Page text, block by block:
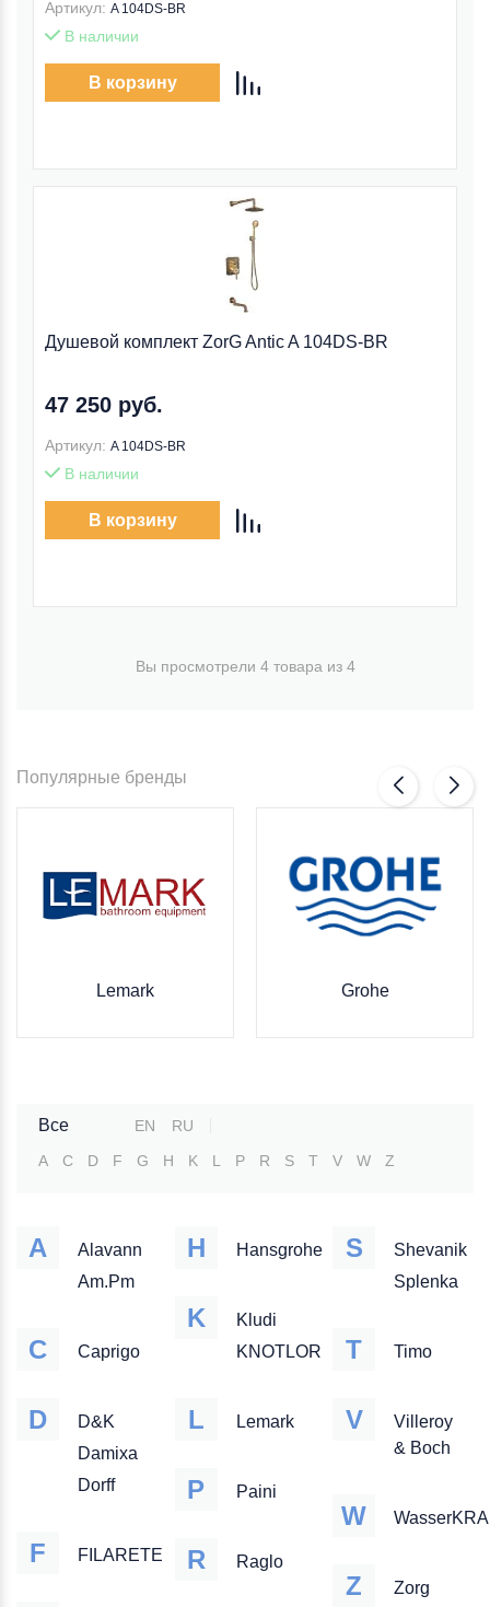
Артикул: A 104DS-BR
В наличии
В корзину
Душевой комплект ZorG Antic A 104DS-BR
47 250 руб.
Артикул: A 104DS-BR
В наличии
В корзину
Вы просмотрели 4 товара из 4
Популярные бренды
Lemark Grohe
Все EN
RU
A
C D F G H K L P R S T V W Z
A
Alavann
Am.Pm
C Caprigo
D
D&K
Damixa
Dorff
F FILARETE
H Hansgrohe
K
Kludi
KNOTLOR
L Lemark
P Paini
R Raglo
S
Shevanik
Splenka
T Timo
V
Villeroy
& Boch
W
Z Zorg